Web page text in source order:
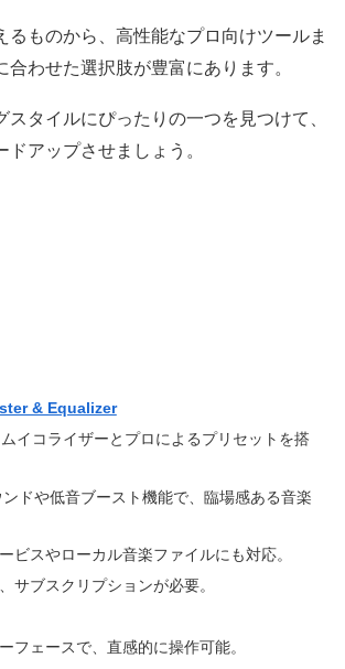
るものから、高性能なプロ向けツールま
合わせた選択肢が豊富にあります。
スタイルにぴったりの一つを見つけて、
アップさせましょう。
& Equalizer
イコライザーとプロによるプリセットを搭
ドや低音ブースト機能で、臨場感ある音楽
ビスやローカル音楽ファイルにも対応。
サブスクリプションが必要。
フェースで、直感的に操作可能。